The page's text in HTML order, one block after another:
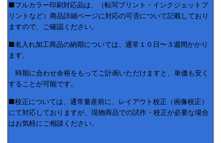
■フルカラー印刷対応品は、（転写プリント・インクジェットプ
リントなど）商品詳細ページに対応の可否について記載しており
ますので、ご確認ください。
■名入れ加工商品の納期については、通常１０日〜３週間かかり
ます。
時期に合わせ余裕をもってご計画いただけますと、単価も安く
することが可能です。
■校正については、通常量産前に、レイアウト校正（画像校正）
にて対応しておりますが、現物商品での試作・校正が必要な場合
はお気軽にご相談ください。